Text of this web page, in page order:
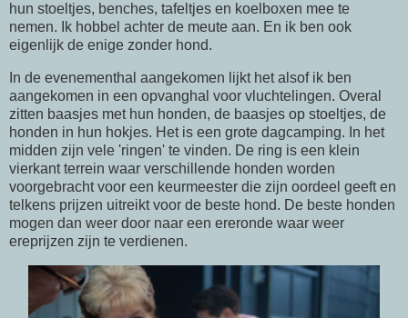
hun stoeltjes, benches, tafeltjes en koelboxen mee te
nemen. Ik hobbel achter de meute aan. En ik ben ook
eigenlijk de enige zonder hond.
In de evenementhal aangekomen lijkt het alsof ik ben
aangekomen in een opvanghal voor vluchtelingen. Overal
zitten baasjes met hun honden, de baasjes op stoeltjes, de
honden in hun hokjes. Het is een grote dagcamping. In het
midden zijn vele 'ringen' te vinden. De ring is een klein
vierkant terrein waar verschillende honden worden
voorgebracht voor een keurmeester die zijn oordeel geeft en
telkens prijzen uitreikt voor de beste hond. De beste honden
mogen dan weer door naar een ereronde waar weer
ereprijzen zijn te verdienen.